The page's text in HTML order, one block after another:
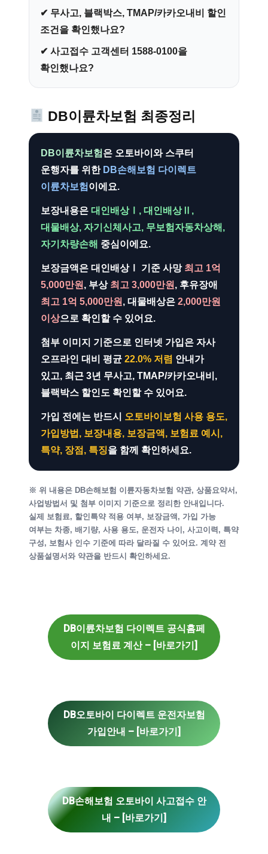
✔ 무사고, 블랙박스, TMAP/카카오내비 할인
조건을 확인했나요?
✔ 사고접수 고객센터 1588-0100을
확인했나요?
DB이륜차보험 최종정리
DB이륜차보험 은 오토바이와 스쿠터
운행자를 위한 DB손해보험 다이렉트
이륜차보험 이에요.
보장내용은 대인배상Ⅰ, 대인배상Ⅱ,
대물배상, 자기신체사고, 무보험자동차상해,
자기차량손해 중심이에요.
보장금액은 대인배상Ⅰ 기준 사망 최고 1억
5,000만원 , 부상 최고 3,000만원 , 후유장애
최고 1억 5,000만원 , 대물배상은 2,000만원
이상으로 확인할 수 있어요.
첨부 이미지 기준으로 인터넷 가입은 자사
오프라인 대비 평균 22.0% 저렴 안내가
있고, 최근 3년 무사고, TMAP/카카오내비,
블랙박스 할인도 확인할 수 있어요.
가입 전에는 반드시 오토바이보험 사용 용도,
가입방법, 보장내용, 보장금액, 보험료 예시,
특약, 장점, 특징을 함께 확인하세요.
※ 위 내용은 DB손해보험 이륜자동차보험 약관, 상품요약서,
사업방법서 및 첨부 이미지 기준으로 정리한 안내입니다.
실제 보험료, 할인특약 적용 여부, 보장금액, 가입 가능
여부는 차종, 배기량, 사용 용도, 운전자 나이, 사고이력, 특약
구성, 보험사 인수 기준에 따라 달라질 수 있어요. 계약 전
상품설명서와 약관을 반드시 확인하세요.
DB이륜차보험 다이렉트 공식홈페
이지 보험료 계산 – [바로가기]
DB오토바이 다이렉트 운전자보험
가입안내 – [바로가기]
DB손해보험 오토바이 사고접수 안
내 – [바로가기]